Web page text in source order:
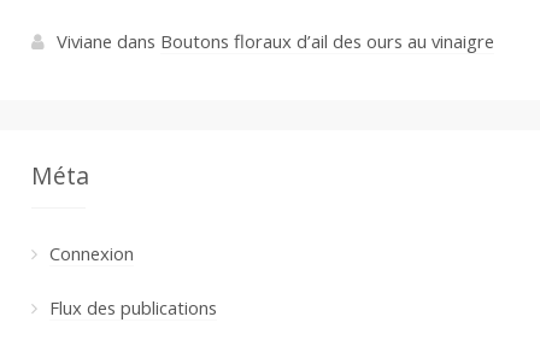
Viviane dans Boutons floraux d’ail des ours au vinaigre
Méta
Connexion
Flux des publications